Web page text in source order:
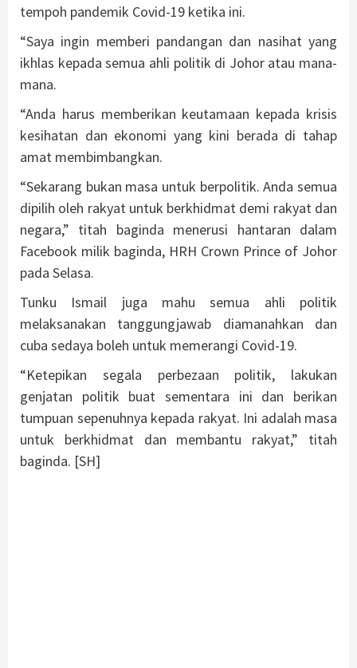
tempoh pandemik Covid-19 ketika ini.
“Saya ingin memberi pandangan dan nasihat yang
ikhlas kepada semua ahli politik di Johor atau mana-
mana.
“Anda harus memberikan keutamaan kepada krisis
kesihatan dan ekonomi yang kini berada di tahap
amat membimbangkan.
“Sekarang bukan masa untuk berpolitik. Anda semua
dipilih oleh rakyat untuk berkhidmat demi rakyat dan
negara,” titah baginda menerusi hantaran dalam
Facebook milik baginda, HRH Crown Prince of Johor
pada Selasa.
Tunku Ismail juga mahu semua ahli politik
melaksanakan tanggungjawab diamanahkan dan
cuba sedaya boleh untuk memerangi Covid-19.
“Ketepikan segala perbezaan politik, lakukan
genjatan politik buat sementara ini dan berikan
tumpuan sepenuhnya kepada rakyat. Ini adalah masa
untuk berkhidmat dan membantu rakyat,” titah
baginda. [SH]